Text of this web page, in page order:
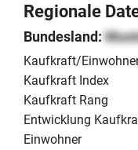
Regionale
Bundesland:
Kaufkraft/
Kaufkraft Index
Kaufkraft Rang
Entwicklung
Einwohner